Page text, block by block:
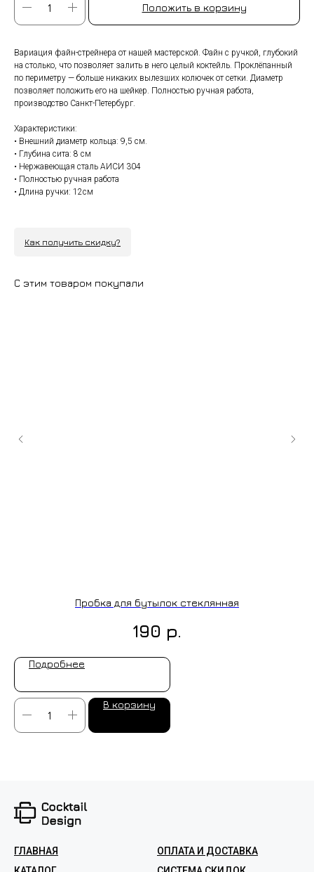
Положить в корзину
Вариация файн-стрейнера от нашей мастерской. Файн с ручкой, глубокий
на столько, что позволяет залить в него целый коктейль. Проклёпанный
по периметру — больше никаких вылезших колючек от сетки. Диаметр
позволяет положить его на шейкер. Полностью ручная работа,
производство Санкт-Петербург.
Характеристики:
• Внешний диаметр кольца: 9,5 см.
• Глубина сита: 8 см
• Нержавеющая сталь АИСИ 304
• Полностью ручная работа
• Длина ручки: 12см
Как получить скидку?
С этим товаром покупали
Пробка для бутылок стеклянная
190 р.
Подробнее
В корзину
ГЛАВНАЯ
ОПЛАТА И ДОСТАВКА